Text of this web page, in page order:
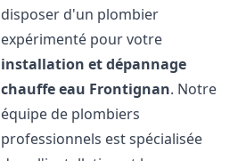
disposer d'un plombier
expérimenté pour votre
installation et dépannage
chauffe eau Frontignan. Notre
équipe de plombiers
professionnels est spécialisée